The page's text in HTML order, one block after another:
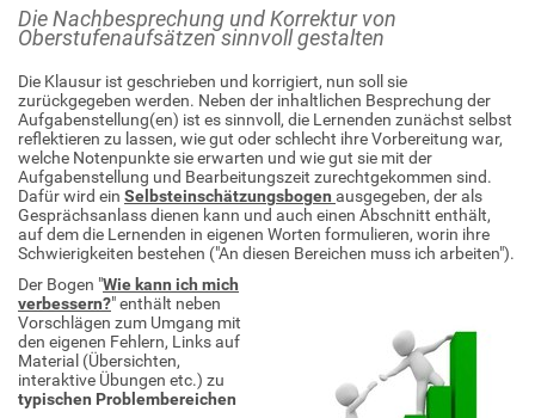
Die Nachbesprechung und Korrektur von
Oberstufenaufsätzen sinnvoll gestalten
Die Klausur ist geschrieben und korrigiert, nun soll sie
zurückgegeben werden. Neben der inhaltlichen Besprechung der
Aufgabenstellung(en) ist es sinnvoll, die Lernenden zunächst selbst
reflektieren zu lassen, wie gut oder schlecht ihre Vorbereitung war,
welche Notenpunkte sie erwarten und wie gut sie mit der
Aufgabenstellung und Bearbeitungszeit zurechtgekommen sind.
Dafür wird ein Selbsteinschätzungsbogen ausgegeben, der als
Gesprächsanlass dienen kann und auch einen Abschnitt enthält,
auf dem die Lernenden in eigenen Worten formulieren, worin ihre
Schwierigkeiten bestehen ("An diesen Bereichen muss ich arbeiten").
Der Bogen "Wie kann ich mich
verbessern?" enthält neben
Vorschlägen zum Umgang mit
den eigenen Fehlern, Links auf
Material (Übersichten,
interaktive Übungen etc.) zu
typischen Problembereichen